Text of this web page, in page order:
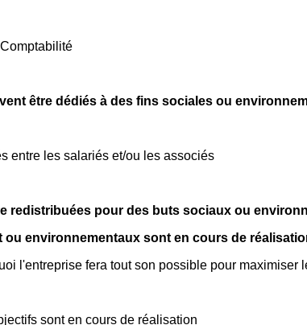
Comptabilité
être dédiés à des fins sociales ou
entre les salariés et/ou les associés
redistribuées pour des buts sociaux ou
ou environnementaux sont en cours de
l'entreprise fera tout son possible pour
sont en cours de réalisation